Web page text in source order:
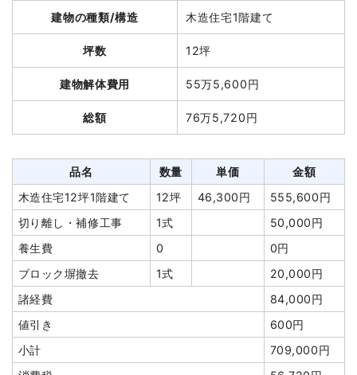
建物の種類/構造 木造住宅1階建て
坪数 12坪
建物解体費用 55万5,600円
総額 76万5,720円
品名 数量 単価
金額
木造住宅12坪1階建て
12坪 46,300円
555,600円
切り離し・補修工事
1式
50,000円
養生費
0
0円
ブロック塀撤去
1式
20,000円
諸経費
84,000円
値引き
600円
小計
709,000円